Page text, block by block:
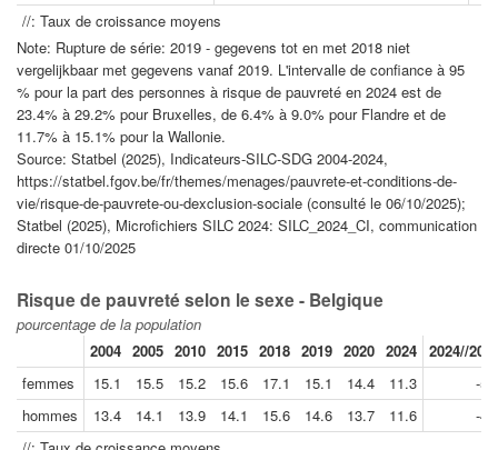
//: Taux de croissance moyens
Note: Rupture de série: 2019 - gegevens tot en met 2018 niet
vergelijkbaar met gegevens vanaf 2019. L'intervalle de confiance à 95
% pour la part des personnes à risque de pauvreté en 2024 est de
23.4% à 29.2% pour Bruxelles, de 6.4% à 9.0% pour Flandre et de
11.7% à 15.1% pour la Wallonie.
Source: Statbel (2025), Indicateurs-SILC-SDG 2004-2024,
https://statbel.fgov.be/fr/themes/menages/pauvrete-et-conditions-de-
vie/risque-de-pauvrete-ou-dexclusion-sociale (consulté le 06/10/2025);
Statbel (2025), Microfichiers SILC 2024: SILC_2024_CI, communication
directe 01/10/2025
Risque de pauvreté selon le sexe - Belgique
pourcentage de la population
2004 2005 2010 2015 2018 2019 2020 2024 2024//
femmes
15.1 15.5 15.2 15.6 17.1 15.1 14.4 11.3
-
hommes
13.4 14.1 13.9 14.1 15.6 14.6 13.7 11.6
-